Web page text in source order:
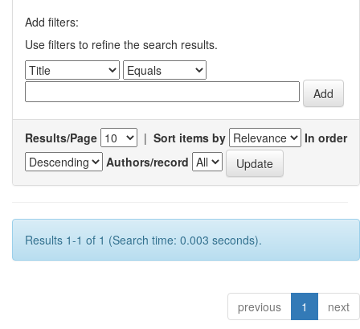
Add filters:
Use filters to refine the search results.
Results/Page | Sort items by
In order
Authors/record
Results 1-1 of 1 (Search time: 0.003 seconds).
previous 1 next